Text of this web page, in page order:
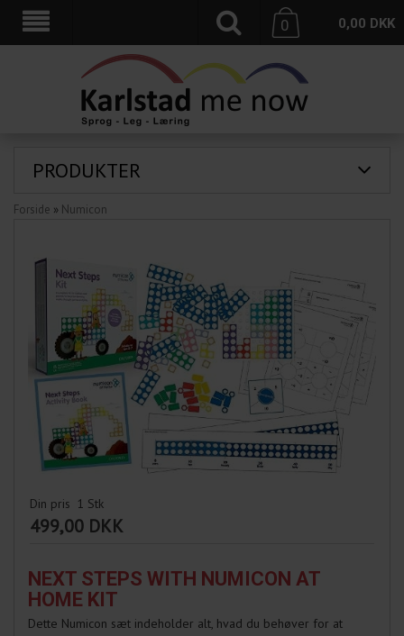
0,00 DKK
0
PRODUKTER
Forside » Numicon
Din pris 1 Stk
499,00 DKK
NEXT STEPS WITH NUMICON AT
HOME KIT
Dette Numicon sæt indeholder alt, hvad du behøver for at